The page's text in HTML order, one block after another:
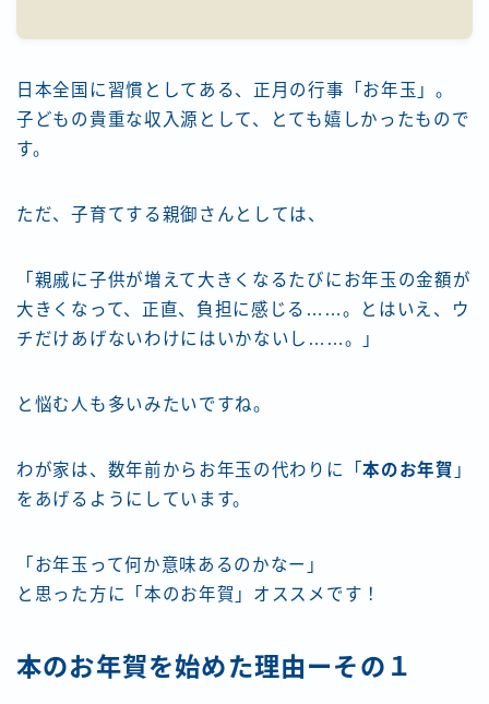
格安モバイルルーターで便利にするネット環境
第1回のざわナイト！パパママブロガー・アフィリエイ
ターのための子連れ作業会
運営者情報
日本全国に習慣としてある、正月の行事「お年玉」。
子どもの貴重な収入源として、とても嬉しかったもので
す。
ただ、子育てする親御さんとしては、
「親戚に子供が増えて大きくなるたびにお年玉の金額が
大きくなって、正直、負担に感じる……。とはいえ、ウ
チだけあげないわけにはいかないし……。」
と悩む人も多いみたいですね。
わが家は、数年前からお年玉の代わりに「本のお年賀 」
をあげるようにしています。
「お年玉って何か意味あるのかなー」
と思った方に「本のお年賀」オススメです！
本のお年賀を始めた理由ーその１